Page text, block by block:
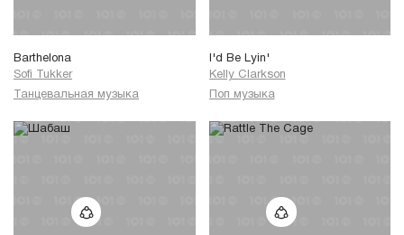
Barthelona
Sofi Tukker
Танцевальная музыка
I'd Be Lyin'
Kelly Clarkson
Поп музыка